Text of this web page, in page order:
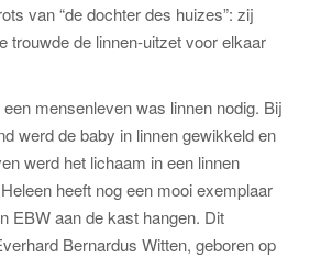
van “de dochter des huizes”: zij
trouwde de linnen-uitzet voor elkaar
mensenleven was linnen nodig. Bij
werd de baby in linnen gewikkeld en
werd het lichaam in een linnen
heeft nog een mooi exemplaar
EBW aan de kast hangen. Dit
Bernardus Witten, geboren op